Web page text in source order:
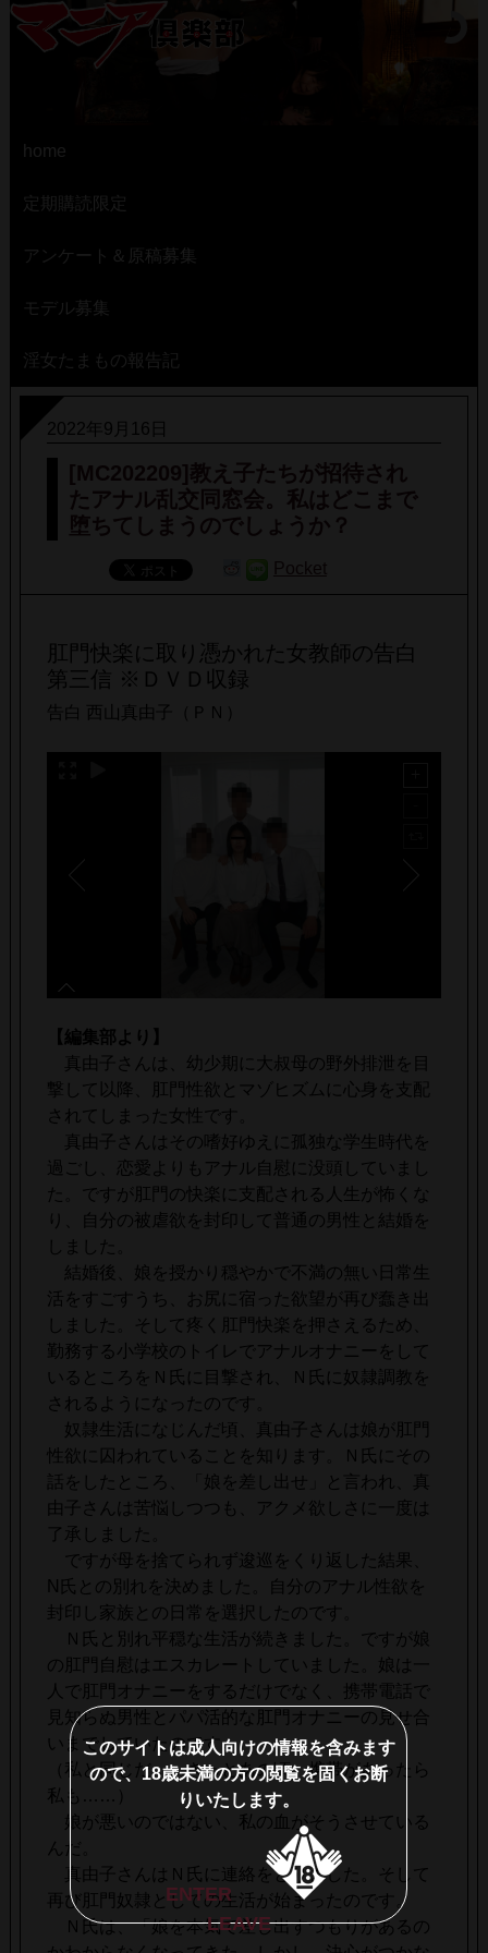
home
定期購読限定
アンケート＆原稿募集
モデル募集
淫女たまもの報告記
2022年9月16日
[MC202209]教え子たちが招待され
たアナル乱交同窓会。私はどこまで
堕ちてしまうのでしょうか？
Pocket
肛門快楽に取り憑かれた女教師の告白
第三信 ※ＤＶＤ収録
告白 西山真由子（ＰＮ）
【編集部より】
真由子さんは、幼少期に大叔母の野外排泄を目
撃して以降、肛門性欲とマゾヒズムに心身を支配
されてしまった女性です。
真由子さんはその嗜好ゆえに孤独な学生時代を
過ごし、恋愛よりもアナル自慰に没頭していまし
た。ですが肛門の快楽に支配される人生が怖くな
り、自分の被虐欲を封印して普通の男性と結婚を
しました。
結婚後、娘を授かり穏やかで不満の無い日常生
活をすごすうち、お尻に宿った欲望が再び蠢き出
しました。そして疼く肛門快楽を押さえるため、
勤務する小学校のトイレでアナルオナニーをして
いるところをＮ氏に目撃され、Ｎ氏に奴隷調教を
されるようになったのです。
奴隷生活になじんだ頃、真由子さんは娘が肛門
性欲に囚われていることを知ります。Ｎ氏にその
話をしたところ、「娘を差し出せ」と言われ、真
由子さんは苦悩しつつも、アクメ欲しさに一度は
了承しました。
ですが母を捨てられず逡巡をくり返した結果、
N氏との別れを決めました。自分のアナル性欲を
封印し家族との日常を選択したのです。
Ｎ氏と別れ平穏な生活が続きました。ですが娘
の肛門自慰はエスカレートしていました。娘は一
人で肛門オナニーをするだけでなく、携帯電話で
見知らぬ男性とパパ活的な肛門オナニーの見せ合
いまでしていたのです。
（私と同じだ……きっとあの頃、携帯があったら
私も……）
娘が悪いのではない、私の血がそうさせている
んだ。
真由子さんはＮ氏に連絡をとりました。そして
再び肛門奴隷としての生活が始まったのです。
Ｎ氏は、「娘を本気で差し出すつもりがあるの
このサイトは成人向けの情報を含みます
ので、18歳未満の方の閲覧を固くお断
りいたします。
ENTER
LEAVE